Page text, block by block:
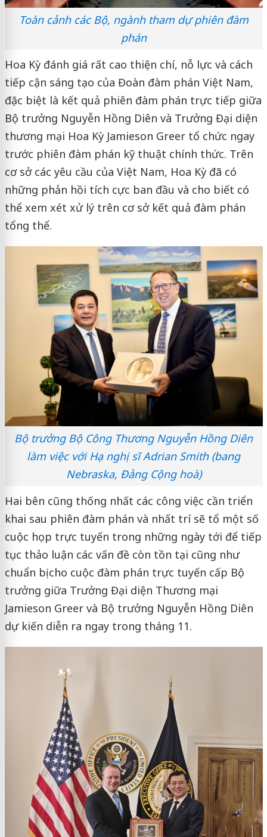
Toàn cảnh các Bộ, ngành tham dự phiên đàm
phán
Hoa Kỳ đánh giá rất cao thiện chí, nỗ lực và cách
tiếp cận sáng tạo của Đoàn đàm phán Việt Nam,
đặc biệt là kết quả phiên đàm phán trực tiếp giữa
Bộ trưởng Nguyễn Hồng Diên và Trưởng Đại diện
thương mại Hoa Kỳ Jamieson Greer tổ chức ngay
trước phiên đàm phán kỹ thuật chính thức. Trên
cơ sở các yêu cầu của Việt Nam, Hoa Kỳ đã có
những phản hồi tích cực ban đầu và cho biết có
thể xem xét xử lý trên cơ sở kết quả đàm phán
tổng thể.
Bộ trưởng Bộ Công Thương Nguyễn Hồng Diên
làm việc với Hạ nghị sĩ Adrian Smith (bang
Nebraska, Đảng Cộng hoà)
Hai bên cũng thống nhất các công việc cần triển
khai sau phiên đàm phán và nhất trí sẽ tổ một số
cuộc họp trực tuyến trong những ngày tới để tiếp
tục thảo luận các vấn đề còn tồn tại cũng như
chuẩn bị cho cuộc đàm phán trực tuyến cấp Bộ
trưởng giữa Trưởng Đại diện Thương mại
Jamieson Greer và Bộ trưởng Nguyễn Hồng Diên
dự kiến diễn ra ngay trong tháng 11.